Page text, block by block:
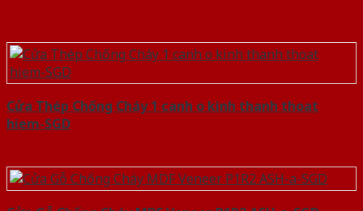
Cửa Thép Chống Cháy 1 canh o kinh thanh thoat
hiem-SGD